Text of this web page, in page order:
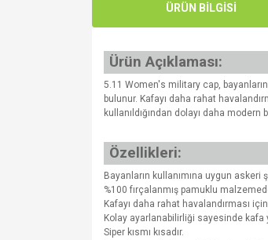
ÜRÜN BİLGİSİ
Ürün Açıklaması:
5.11 Women's military cap,
bulunur. Kafayı daha rahat
kullanıldığından dolayı daha modern
Özellikleri:
Bayanların kullanımına uygun askeri
%100 fırçalanmış pamuklu
Kafayı daha rahat havalandırması
Kolay ayarlanabilirliği sayesinde kafa
Siper kısmı kısadır.